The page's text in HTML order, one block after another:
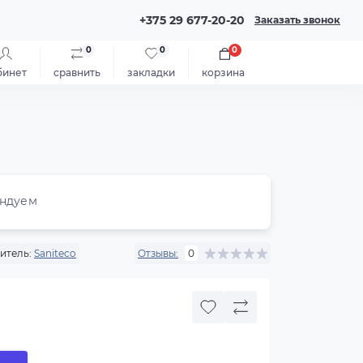
+375 29 677-20-20 Заказать звонок
сравнить
0
закладки
0
корзина
0
Saniteco Отзывы: 0